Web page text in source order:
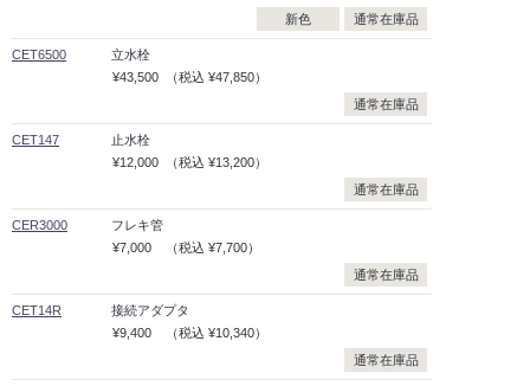
新色
通常在庫品
CET6500
立水栓
¥43,500
（税込 ¥47,850）
通常在庫品
CET147
止水栓
¥12,000
（税込 ¥13,200）
通常在庫品
CER3000
フレキ管
¥7,000
（税込 ¥7,700）
通常在庫品
CET14R
接続アダプタ
¥9,400
（税込 ¥10,340）
通常在庫品